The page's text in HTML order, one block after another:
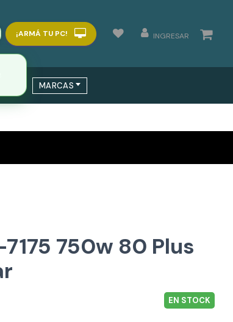
¡ARMÁ TU PC! INGRESAR
MARCAS
750w 80 Plus
EN STOCK